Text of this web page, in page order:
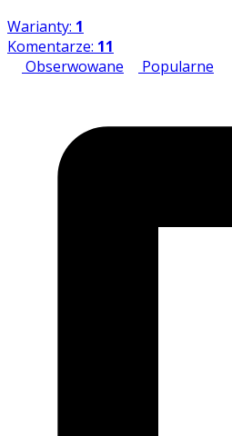
Warianty: 1
Komentarze: 11
Obserwowane
Popularne